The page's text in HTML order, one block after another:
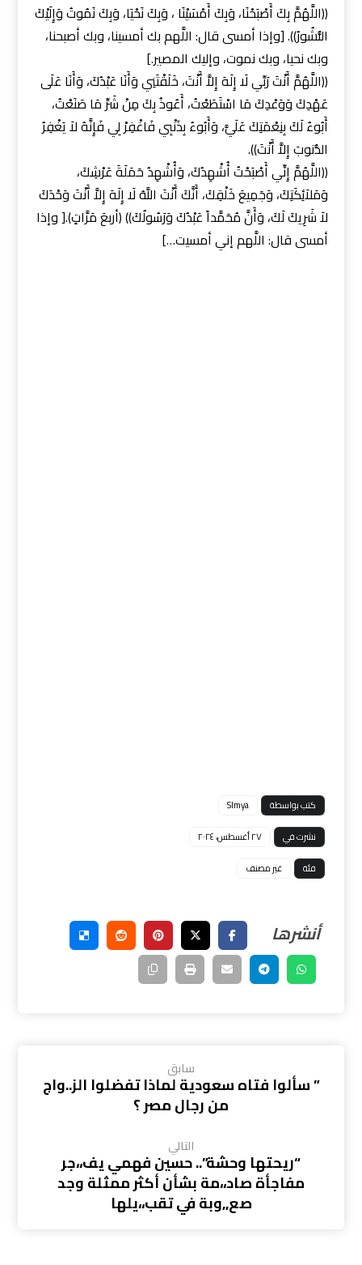
((اللَّهُمَّ بِكَ أَصْبَحْنَا، وَبِكَ أَمْسَيْنَا ، وَبِكَ نَحْيَا، وَبِكَ نَمُوتُ وَإِلَيْكَ
النُّشُورُ)). [وإذا أمسى قال: اللَّهم بك أمسينا، وبك أصبحنا،
وبك نحيا، وبك نموت، وإليك المصير.]
((اللَّهُمَّ أَنْتَ رَبِّي لَا إِلَهَ إِلاَّ أَنْتَ، خَلَقْتَنِي وَأَنَا عَبْدُكَ، وَأَنَا عَلَى
عَهْدِكَ وَوَعْدِكَ مَا اسْتَطَعْتُ، أَعُوذُ بِكَ مِنْ شَرِّ مَا صَنَعْتُ،
أَبُوءُ لَكَ بِنِعْمَتِكَ عَلَيَّ، وَأَبُوءُ بِذَنْبِي فَاغْفِرْ لِي فَإِنَّهُ لاَ يَغْفِرُ
الذُّنوبَ إِلاَّ أَنْتَ)).
((اللَّهُمَّ إِنِّي أَصْبَحْتُ أُشْهِدُكَ، وَأُشْهِدُ حَمَلَةَ عَرْشِكَ،
وَمَلاَئِكَتِكَ، وَجَمِيعَ خَلْقِكَ، أَنَّكَ أَنْتَ اللَّهُ لَا إِلَهَ إِلاَّ أَنْتَ وَحْدَكَ
لاَ شَرِيكَ لَكَ، وَأَنَّ مُحَمَّداً عَبْدُكَ وَرَسُولُكَ)) (أربعَ مَرَّاتٍ).[ وإذا
أمسى قال: اللَّهم إني أمسيت…]
كتب بواسطة
Slmya
نشرت في
٢٧ أغسطس، ٢٠٢٤
فئة
غير مصنف
سابق
” سألوا فتاه سعودية لماذا تفضلوا الز..واج
من رجال مصر ؟
التالي
“ريحتها وحشة”.. حسين فهمي يف،،جر
مفاجأة صاد،،مة بشأن أكثر ممثلة وجد
صع,,وبة في تقب،،يلها